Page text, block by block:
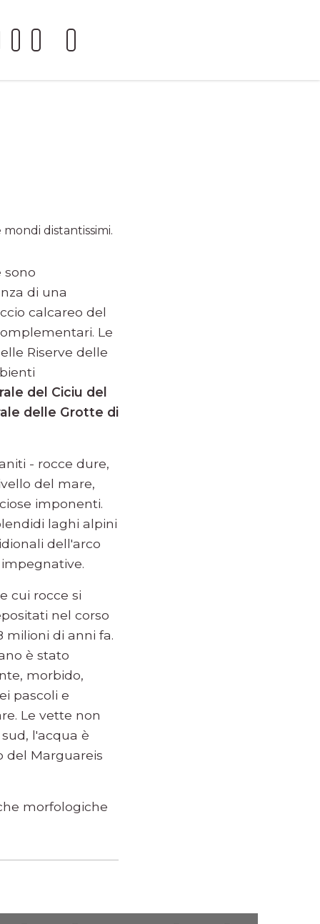
distantissimi.
sono
di una
calcareo del
Le
Riserve delle
del Ciciu del
delle Grotte di
- rocce dure,
del mare,
imponenti.
laghi alpini
dell'arco
cui rocce si
nel corso
milioni di anni fa.
è stato
morbido,
pascoli e
Le vette non
l'acqua è
del Marguareis
morfologiche